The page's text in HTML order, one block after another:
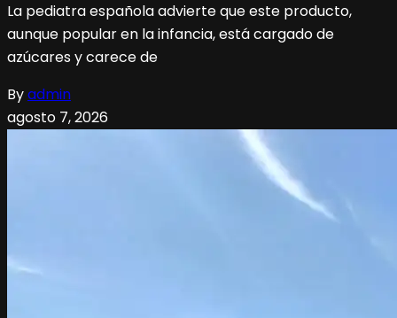
La pediatra española advierte que este producto,
aunque popular en la infancia, está cargado de
azúcares y carece de
Byadmin
agosto 7, 2026